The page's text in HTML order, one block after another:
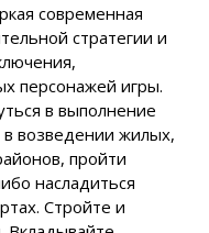
современная
стратегии и
персонажей игры.
в выполнение
возведении жилых,
пройти
насладиться
Стройте и